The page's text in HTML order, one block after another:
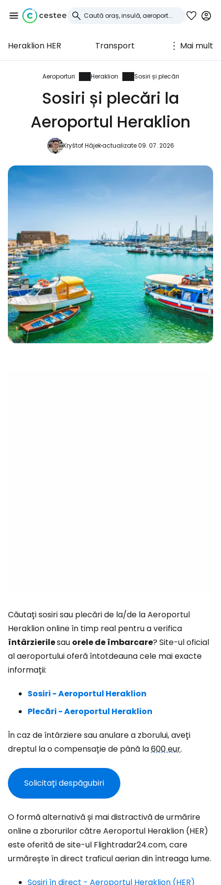
Heraklion HER Transport Mai mult
Aeroporturi Heraklion Sosiri și plecări
Sosiri și plecări la
Aeroportul Heraklion
Kryštof Hájekactualizate 09. 07. 2026
Căutați sosiri sau plecări de la/de la Aeroportul
Heraklion online în timp real pentru a verifica
întârzierilesau orele de îmbarcare? Site-ul oficial
al aeroportului oferă întotdeauna cele mai exacte
informații:
Sosiri - Aeroportul Heraklion
Plecări - Aeroportul Heraklion
În caz de întârziere sau anulare a zborului, aveți
dreptul la o compensație de până la600 eur.
Solicitați despăgubiri
O formă alternativă și mai distractivă de urmărire
online a zborurilor către Aeroportul Heraklion (HER)
este oferită de site-ul Flightradar24.com, care
urmărește în direct traficul aerian din întreaga lume.
Sosiri în direct - Aeroportul Heraklion (HER)
Conectați-vă la
Cestee
... comunitatea mondială a călătorilor